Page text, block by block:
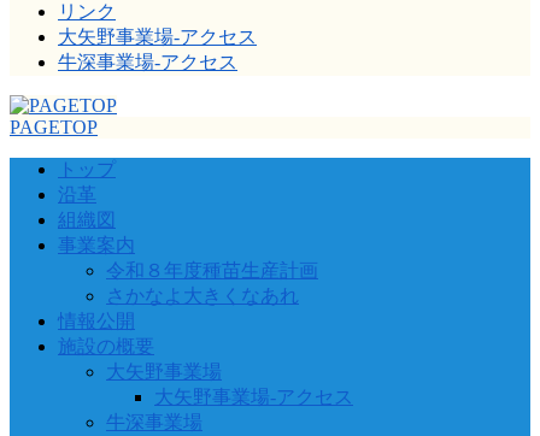
リンク
大矢野事業場-アクセス
牛深事業場-アクセス
PAGETOP
トップ
沿革
組織図
事業案内
令和８年度種苗生産計画
さかなよ大きくなあれ
情報公開
施設の概要
大矢野事業場
大矢野事業場-アクセス
牛深事業場